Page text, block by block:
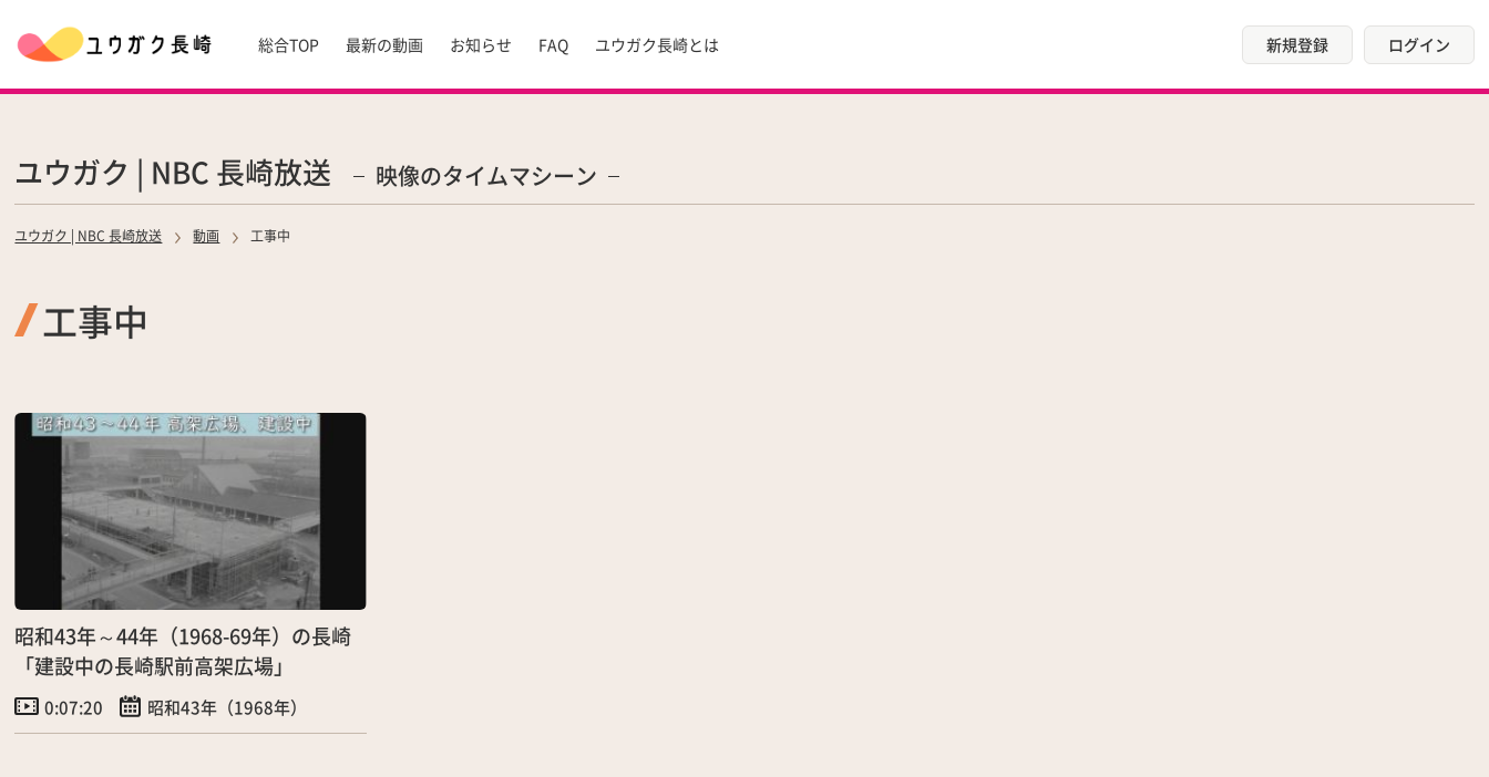
総合TOP 最新の動画 お知らせ FAQ ユウガク長崎とは 新規登録 ログイン
ユウガク | NBC 長崎放送 映像のタイムマシーン
ユウガク | NBC 長崎放送 動画 工事中
工事中
昭和43年～44年（1968-69年）の長崎
「建設中の長崎駅前高架広場」
0:07:20 昭和43年（1968年）